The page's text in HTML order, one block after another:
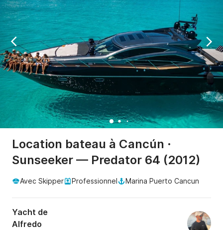
Location bateau à Cancún ·
Sunseeker — Predator 64 (2012)
Avec Skipper Professionnel Marina Puerto Cancun
Yacht de
Alfredo